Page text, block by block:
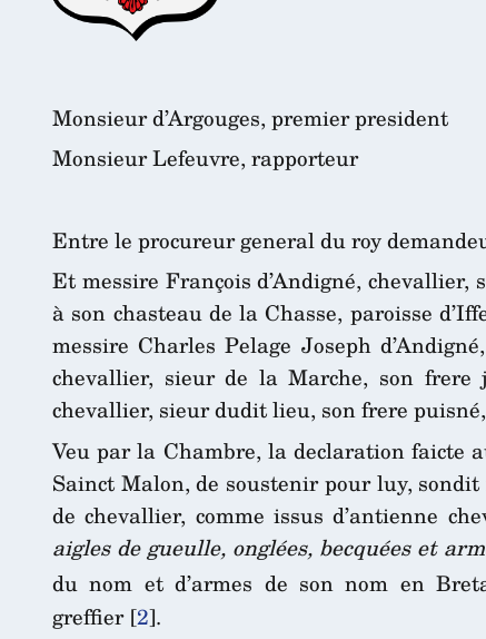
Monsieur d’Argouges, premier president
Monsieur Lefeuvre, rapporteur
Entre le procureur general du roy
Et messire François d’Andigné,
à son chasteau de la Chasse, paroisse
messire Charles Pelage Joseph
chevallier, sieur de la Marche, son frere
chevallier, sieur dudit lieu, son frere
Veu par la Chambre, la declaration faicte
Sainct Malon, de soustenir pour luy,
de chevallier, comme issus d’antienne
aigles de gueulle, onglées, becquées et
du nom et d’armes de son nom en
greffier[2].